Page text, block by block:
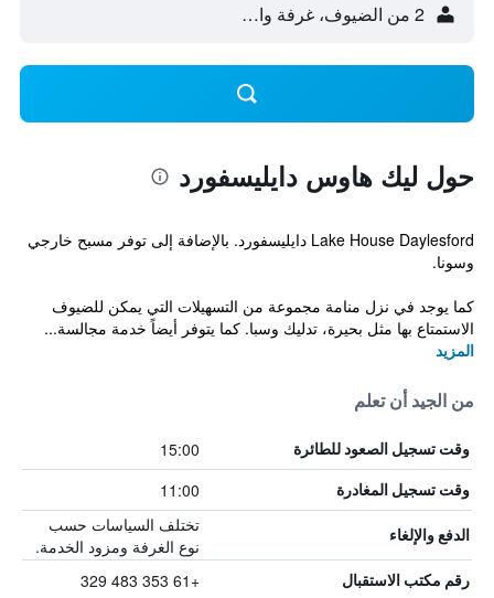
2 من الضيوف، غرفة واحدة
حول ليك هاوس دايليسفورد
Lake House Daylesford دايليسفورد. بالإضافة إلى توفر مسبح خارجي
وسونا.
كما يوجد في نزل منامة مجموعة من التسهيلات التي يمكن للضيوف
الاستمتاع بها مثل بحيرة، تدليك وسبا. كما يتوفر أيضاً خدمة مجالسة...
المزيد
من الجيد أن تعلم
وقت تسجيل الصعود للطائرة 15:00
وقت تسجيل المغادرة 11:00
الدفع والإلغاء
تختلف السياسات حسب
نوع الغرفة ومزود الخدمة.
رقم مكتب الاستقبال +61 353 483 329